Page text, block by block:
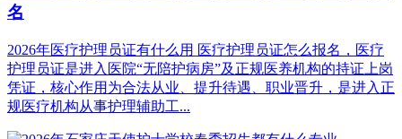
名
2026年医疗护理员证有什么用 医疗护理员证怎么报名，医疗
护理员证是进入医院“无陪护病房”及正规医养机构的‌持证上岗
凭证‌，核心作用为‌合法从业、提升待遇、职业晋升‌，是进入正
规医疗机构从事护理辅助工...